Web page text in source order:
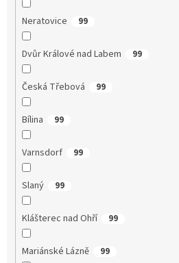
Neratovice 99
Dvůr Králové nad Labem 99
Česká Třebová 99
Bílina 99
Varnsdorf 99
Slaný 99
Klášterec nad Ohří 99
Mariánské Lázně 99